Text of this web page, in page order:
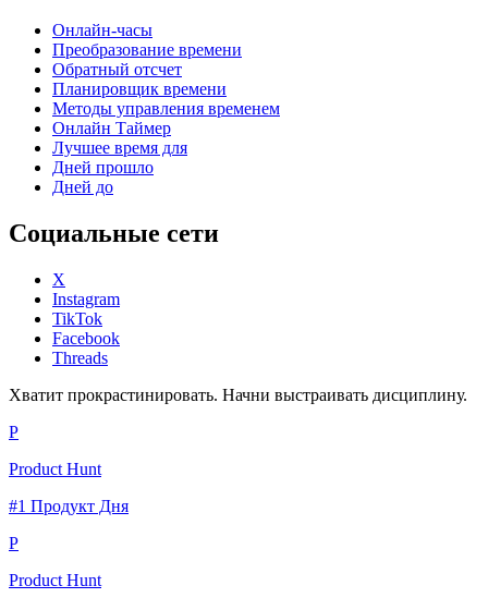
Онлайн-часы
Преобразование времени
Обратный отсчет
Планировщик времени
Методы управления временем
Онлайн Таймер
Лучшее время для
Дней прошло
Дней до
Социальные сети
X
Instagram
TikTok
Facebook
Threads
Хватит прокрастинировать. Начни выстраивать дисциплину.
P
Product Hunt
#1 Продукт Дня
P
Product Hunt